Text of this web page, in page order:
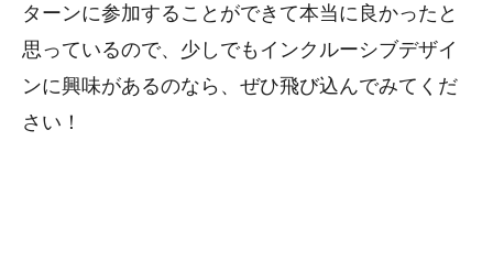
ターンに参加することができて本当に良かったと
思っているので、少しでもインクルーシブデザイ
ンに興味があるのなら、ぜひ飛び込んでみてくだ
さい！